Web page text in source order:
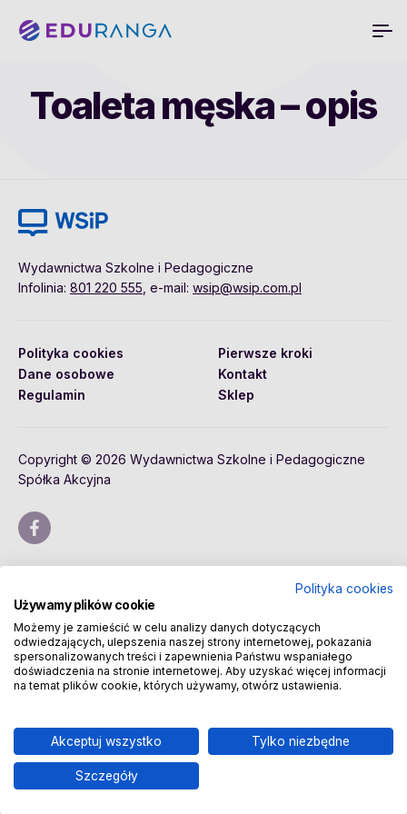
Toaleta męska – opis
Wydawnictwa Szkolne i Pedagogiczne
Infolinia: 801 220 555 , e-mail: wsip@wsip.com.pl
Polityka cookies
Dane osobowe
Regulamin
Pierwsze kroki
Kontakt
Sklep
Copyright © 2026 Wydawnictwa Szkolne i Pedagogiczne
Spółka Akcyjna
Polityka cookies
Używamy plików cookie
Możemy je zamieścić w celu analizy danych dotyczących
odwiedzających, ulepszenia naszej strony internetowej, pokazania
spersonalizowanych treści i zapewnienia Państwu wspaniałego
doświadczenia na stronie internetowej. Aby uzyskać więcej informacji
na temat plików cookie, których używamy, otwórz ustawienia.
Akceptuj wszystko Tylko niezbędne
Szczegóły